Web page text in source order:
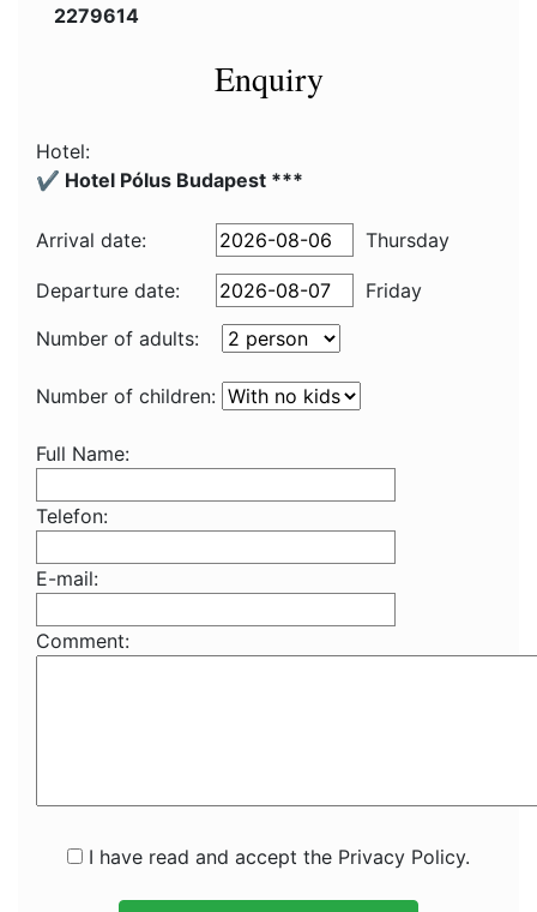
2279614
Enquiry
Hotel:
✔️ Hotel Pólus Budapest ***
Arrival date: Thursday
Departure date:
Friday
Number of adults:
Number of children:
Full Name:
Telefon:
E-mail:
Comment:
I have read and accept the Privacy Policy.